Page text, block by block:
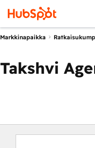
Markkinapaikka
Takshvi